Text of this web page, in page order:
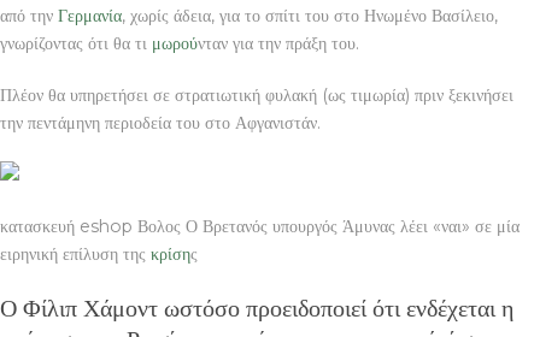
από την Γερμανία, χωρίς άδεια, για το σπίτι του στο Ηνωμένο Βασίλειο,
γνωρίζοντας ότι θα τι μωρούνταν για την πράξη του.
Πλέον θα υπηρετήσει σε στρατιωτική φυλακή (ως τιμωρία) πριν ξεκινήσει
την πεντάμηνη περιοδεία του στο Αφγανιστάν.
κατασκευή eshop Βολος Ο Βρετανός υπουργός Άμυνας λέει «ναι» σε μία
ειρηνική επίλυση της κρίσης
Ο Φίλιπ Χάμοντ ωστόσο προειδοποιεί ότι ενδέχεται η